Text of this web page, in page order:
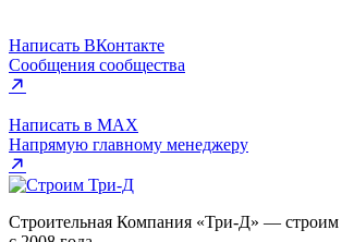
Написать ВКонтакте
Сообщения сообщества
Написать в MAX
Напрямую главному менеджеру
Строительная Компания «Три-Д» — строим